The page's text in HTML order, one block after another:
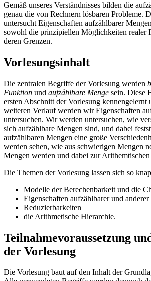
Gemäß unseres Verständnisses bilden die
genau die von Rechnern lösbaren Probleme.
untersucht Eigenschaften aufzählbarer
sowohl die prinzipiellen Möglichkeiten realer
deren Grenzen.
Vorlesungsinhalt
Die zentralen Begriffe der Vorlesung werden
Funktion und aufzählbare Menge sein. Diese
ersten Abschnitt der Vorlesung kennengelernt
weiteren Verlauf werden wir Eigenschaften
untersuchen. Wir werden untersuchen, wie
sich aufzählbare Mengen sind, und dabei
aufzählbaren Mengen eine große
werden sehen, wie aus schwierigen Mengen
Mengen werden und dabei zur
Die Themen der Vorlesung lassen sich so
Modelle der Berechenbarkeit und die
Eigenschaften aufzählbarer und anderer
Reduzierbarkeiten
die Arithmetische Hierarchie.
Teilnahmevoraussetzung
der Vorlesung
Die Vorlesung baut auf den Inhalt der